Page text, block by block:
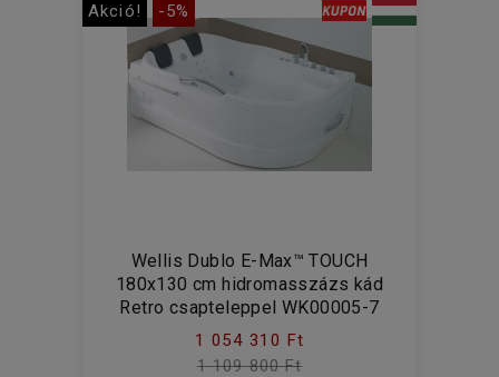
Akció! -5%
Wellis Dublo E-Max™ TOUCH
180x130 cm hidromasszázs kád
Retro csapteleppel WK00005-7
1 054 310 Ft
1 109 800 Ft